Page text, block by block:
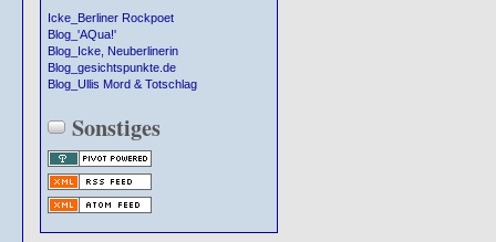
Icke_Berliner Rockpoet
Blog_'AQua!'
Blog_Icke, Neuberlinerin
Blog_gesichtspunkte.de
Blog_Ullis Mord & Totschlag
Sonstiges